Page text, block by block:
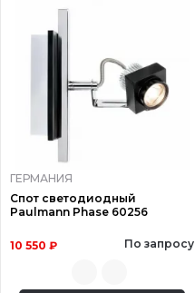
ГЕРМАНИЯ
Спот светодиодный
Paulmann Phase 60256
10 550 ₽ По запросу